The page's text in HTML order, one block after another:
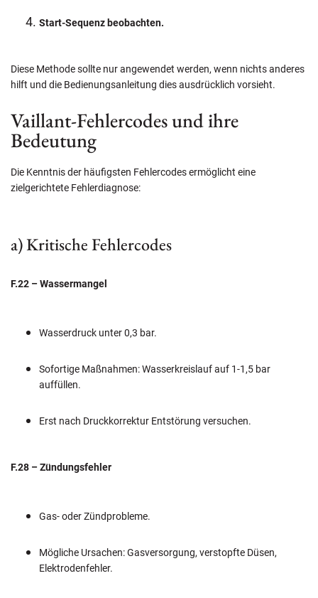
Start-Sequenz beobachten.
Diese Methode sollte nur angewendet werden, wenn nichts anderes
hilft und die Bedienungsanleitung dies ausdrücklich vorsieht.
Vaillant-Fehlercodes und ihre
Bedeutung
Die Kenntnis der häufigsten Fehlercodes ermöglicht eine
zielgerichtete Fehlerdiagnose:
a) Kritische Fehlercodes
F.22 – Wassermangel
Wasserdruck unter 0,3 bar.
Sofortige Maßnahmen: Wasserkreislauf auf 1-1,5 bar
auffüllen.
Erst nach Druckkorrektur Entstörung versuchen.
F.28 – Zündungsfehler
Gas- oder Zündprobleme.
Mögliche Ursachen: Gasversorgung, verstopfte Düsen,
Elektrodenfehler.